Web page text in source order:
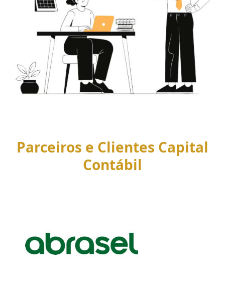
Parceiros e Clientes Capital
Contábil
right